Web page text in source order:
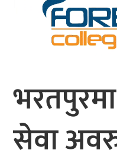
युनिकोड